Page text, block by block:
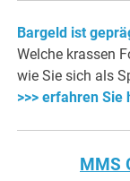
Bargeld ist
Welche krassen
wie Sie sich als
>>> erfahren Sie
MMS